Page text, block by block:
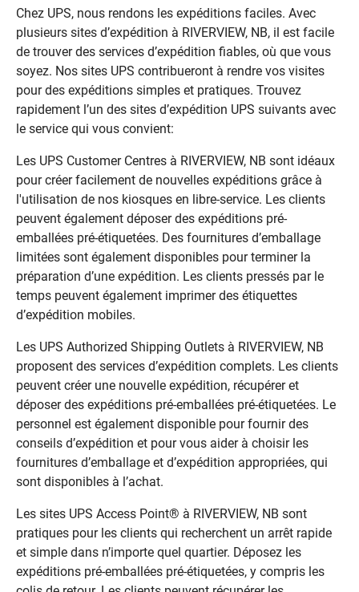
Chez UPS, nous rendons les expéditions faciles. Avec
plusieurs sites d’expédition à RIVERVIEW, NB, il est facile
de trouver des services d’expédition fiables, où que vous
soyez. Nos sites UPS contribueront à rendre vos visites
pour des expéditions simples et pratiques. Trouvez
rapidement l’un des sites d’expédition UPS suivants avec
le service qui vous convient:
Les UPS Customer Centres à RIVERVIEW, NB sont idéaux
pour créer facilement de nouvelles expéditions grâce à
l'utilisation de nos kiosques en libre-service. Les clients
peuvent également déposer des expéditions pré-
emballées pré-étiquetées. Des fournitures d’emballage
limitées sont également disponibles pour terminer la
préparation d’une expédition. Les clients pressés par le
temps peuvent également imprimer des étiquettes
d’expédition mobiles.
Les UPS Authorized Shipping Outlets à RIVERVIEW, NB
proposent des services d’expédition complets. Les clients
peuvent créer une nouvelle expédition, récupérer et
déposer des expéditions pré-emballées pré-étiquetées. Le
personnel est également disponible pour fournir des
conseils d’expédition et pour vous aider à choisir les
fournitures d’emballage et d’expédition appropriées, qui
sont disponibles à l’achat.
Les sites UPS Access Point® à RIVERVIEW, NB sont
pratiques pour les clients qui recherchent un arrêt rapide
et simple dans n’importe quel quartier. Déposez les
expéditions pré-emballées pré-étiquetées, y compris les